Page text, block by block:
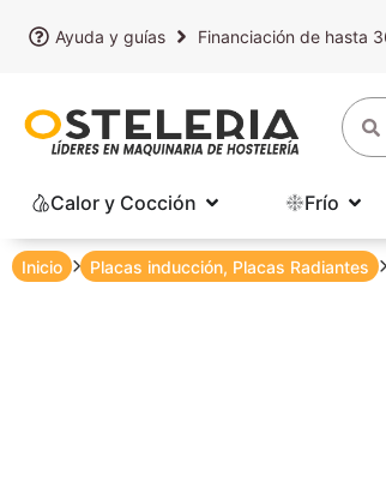
Ayuda y guías Financiación de hasta
Calor y Cocción Frío
Inicio Placas inducción, Placas Radiantes